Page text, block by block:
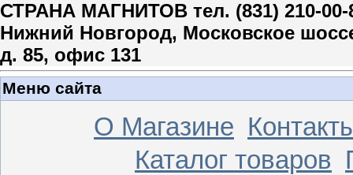
СТРАНА МАГНИТОВ тел. (831) 210-00-
Нижний Новгород, Московское
д. 85, офис 131
Меню сайта
О Магазине
Каталог товаров